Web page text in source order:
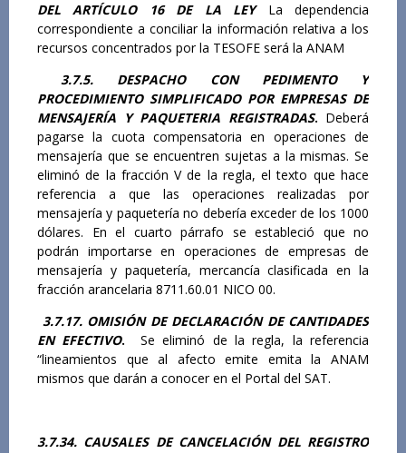
DEL ARTÍCULO 16 DE LA LEYLa dependencia
correspondiente a conciliar la información relativa a los
recursos concentrados por la TESOFE será la ANAM
3.7.5. DESPACHO CON PEDIMENTO Y
PROCEDIMIENTO SIMPLIFICADO POR EMPRESAS DE
MENSAJERÍA Y PAQUETERIA REGISTRADAS. Deberá
pagarse la cuota compensatoria en operaciones de
mensajería que se encuentren sujetas a la mismas. Se
eliminó de la fracción V de la regla, el texto que hace
referencia a que las operaciones realizadas por
mensajería y paquetería no debería exceder de los 1000
dólares. En el cuarto párrafo se estableció que no
podrán importarse en operaciones de empresas de
mensajería y paquetería, mercancía clasificada en la
fracción arancelaria 8711.60.01 NICO 00.
3.7.17. OMISIÓN DE DECLARACIÓN DE CANTIDADES
EN EFECTIVO.Se eliminó de la regla, la referencia
“lineamientos que al afecto emite emita la ANAM
mismos que darán a conocer en el Portal del SAT.
3.7.34. CAUSALES DE CANCELACIÓN DEL REGISTRO